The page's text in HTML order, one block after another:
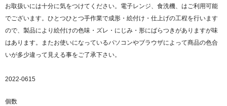
お取扱いには十分に気をつけてください。電子レンジ、食洗機、はご利用可能
でございます。ひとつひとつ手作業で成形・絵付け・仕上げの工程を行います
ので、製品により絵付けの色味・ズレ・にじみ・形にばらつきがありますが味
はあります。またお使いになっているパソコンやブラウザによって商品の色合
いが多少違って見える事をご了承下さい。
2022-0615
個数